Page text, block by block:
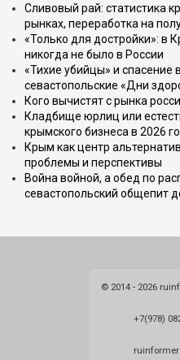
Сливовый рай: статистика
рынках, переработка на
«Только для достройки»: в
никогда не было в России
«Тихие убийцы» и спасение
севастопольские «Дни
Кого вычистят с рынка
Кладбище юрлиц или
крымского бизнеса в 2026
Крым как центр
проблемы и перспективы
Война войной, а обед по
севастопольский общепит
© 2014 - 2026
+7(978)